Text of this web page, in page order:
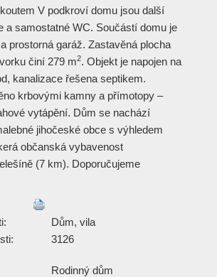
V podkroví domu jsou další
a samostatné WC. Součástí domu je
prostorná garáž. Zastavěná plocha
činí 279 m2. Objekt je napojen na
kanalizace řešena septikem.
krbovými kamny a přímotopy –
vytápění. Dům se nachází
jihočeské obce s výhledem
občanská vybavenost
(7 km). Doporučujeme
Dům, vila
3126
Rodinný dům